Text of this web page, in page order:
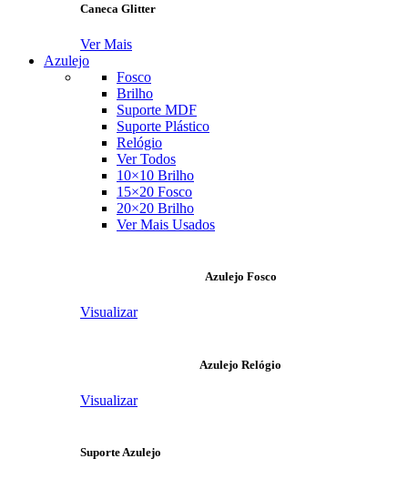
Caneca Glitter
Ver Mais
Azulejo
Fosco
Brilho
Suporte MDF
Suporte Plástico
Relógio
Ver Todos
10×10 Brilho
15×20 Fosco
20×20 Brilho
Ver Mais Usados
Azulejo Fosco
Visualizar
Azulejo Relógio
Visualizar
Suporte Azulejo